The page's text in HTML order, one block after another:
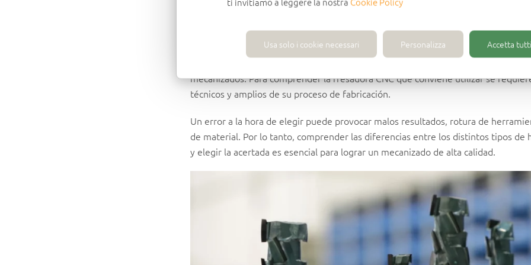
Usa solo i cookie necessari Personalizza Accetta
Cada tipo se diferencia en características técnicas como el número de filos de
mecanizados. Para comprender la fresadora CNC que conviene utilizar se
técnicos y amplios de su proceso de fabricación.
Un error a la hora de elegir puede provocar malos resultados, rotura de
de material. Por lo tanto, comprender las diferencias entre los distintos tipos de
y elegir la acertada es esencial para lograr un mecanizado de alta calidad.